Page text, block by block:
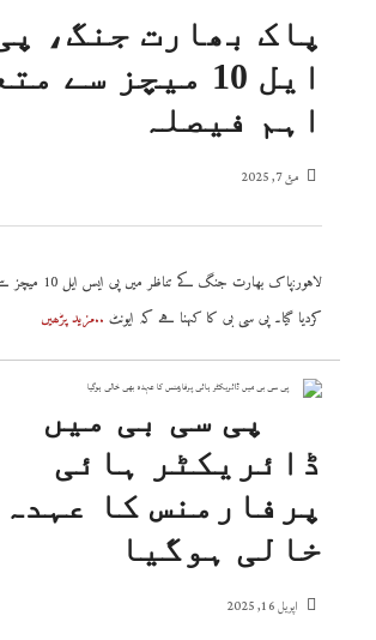
پاک بھارت جنگ،
ایل 10 میچز سے
اہم فیصلہ
مئ 7, 2025
لاہور:پاک بھارت
کردیا گیا۔ پی سی بی کا کہنا ہے کہ ایونٹ ..مزید پڑھیں
پی سی بی میں
ڈائریکٹر ہائی
پرفارمنس کا
خالی ہوگیا
اپریل 16, 2025